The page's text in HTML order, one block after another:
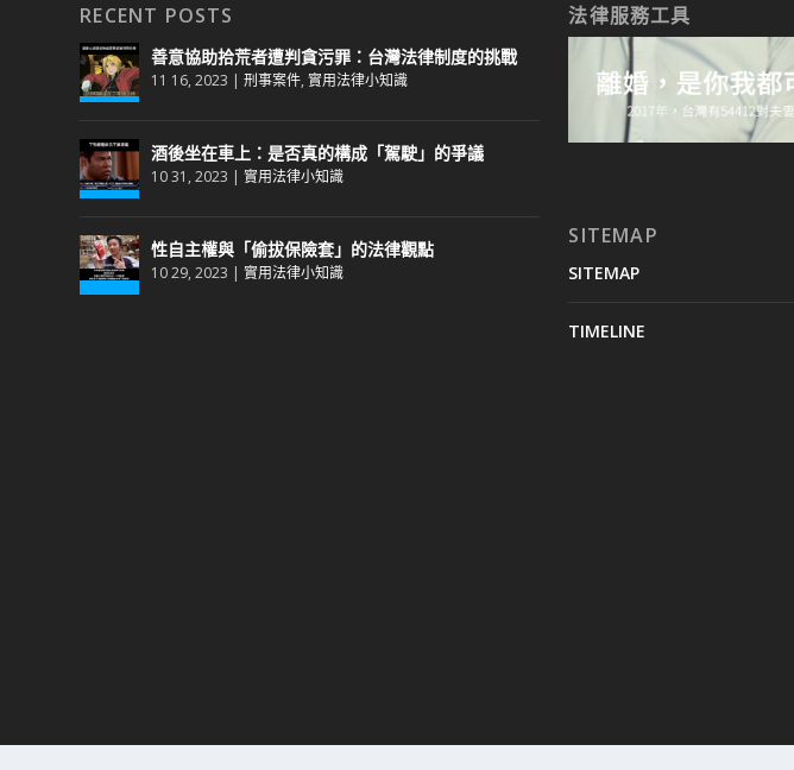
RECENT POSTS
善意協助拾荒者遭判貪污罪：台灣法律制度的挑戰
11 16, 2023 |刑事案件,實用法律小知識
酒後坐在車上：是否真的構成「駕駛」的爭議
10 31, 2023 |實用法律小知識
性自主權與「偷拔保險套」的法律觀點
10 29, 2023 |實用法律小知識
法律服務工具
SITEMAP
SITEMAP
TIMELINE